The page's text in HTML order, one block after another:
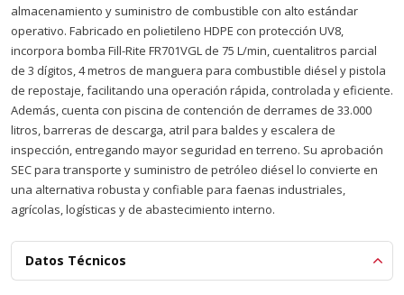
almacenamiento y suministro de combustible con alto estándar
operativo. Fabricado en polietileno HDPE con protección UV8,
incorpora bomba Fill-Rite FR701VGL de 75 L/min, cuentalitros parcial
de 3 dígitos, 4 metros de manguera para combustible diésel y pistola
de repostaje, facilitando una operación rápida, controlada y eficiente.
Además, cuenta con piscina de contención de derrames de 33.000
litros, barreras de descarga, atril para baldes y escalera de
inspección, entregando mayor seguridad en terreno. Su aprobación
SEC para transporte y suministro de petróleo diésel lo convierte en
una alternativa robusta y confiable para faenas industriales,
agrícolas, logísticas y de abastecimiento interno.
Datos Técnicos